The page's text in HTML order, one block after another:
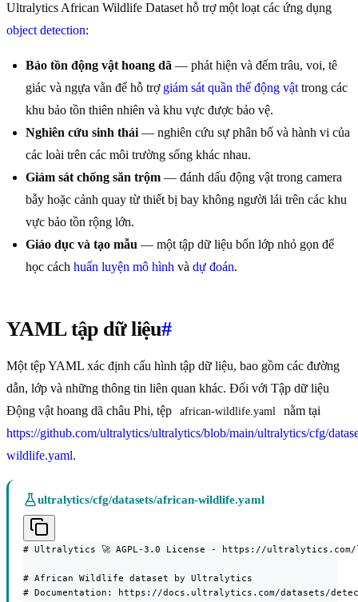
Ultralytics African Wildlife Dataset hỗ trợ một loạt các ứng dụng
object detection:
Bảo tồn động vật hoang dã — phát hiện và đếm trâu, voi, tê
giác và ngựa vằn để hỗ trợ giám sát quần thể động vật trong các
khu bảo tồn thiên nhiên và khu vực được bảo vệ.
Nghiên cứu sinh thái — nghiên cứu sự phân bố và hành vi của
các loài trên các môi trường sống khác nhau.
Giám sát chống săn trộm — đánh dấu động vật trong camera
bẫy hoặc cảnh quay từ thiết bị bay không người lái trên các khu
vực bảo tồn rộng lớn.
Giáo dục và tạo mẫu — một tập dữ liệu bốn lớp nhỏ gọn để
học cách huấn luyện mô hình và dự đoán.
YAML tập dữ liệu#
Một tệp YAML xác định cấu hình tập dữ liệu, bao gồm các đường
dẫn, lớp và những thông tin liên quan khác. Đối với Tập dữ liệu
Động vật hoang dã châu Phi, tệp
african-wildlife.yaml
nằm tại
https://github.com/ultralytics/ultralytics/blob/main/ultralytics/cfg/
wildlife.yaml.
ultralytics/cfg/datasets/african-wildlife.yaml
# Ultralytics 🚀 AGPL-3.0 License - https://ultralytics.com/
# African Wildlife dataset by Ultralytics
# Documentation: https://docs.ultralytics.com/datasets/